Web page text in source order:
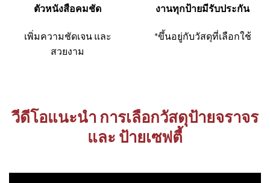
ตัวหนังสือคมชัด
เพิ่มความชัดเจน และ
สวยงาม
งานทุกป้ายมีรับประกัน
*ขึ้นอยู่กับวัสดุที่เลือกใช้
วีดีโอแนะนำ การเลือกวัสดุป้ายจราจร
และ ป้ายเซฟตี้